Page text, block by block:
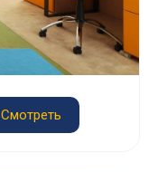
Смотреть